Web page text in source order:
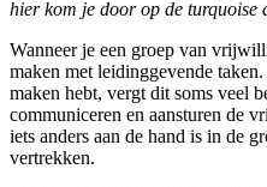
hier kom je door op de turquoise
Wanneer je een groep van
maken met leidinggevende
maken hebt, vergt dit soms veel
communiceren en aansturen de
iets anders aan de hand is in de
vertrekken.